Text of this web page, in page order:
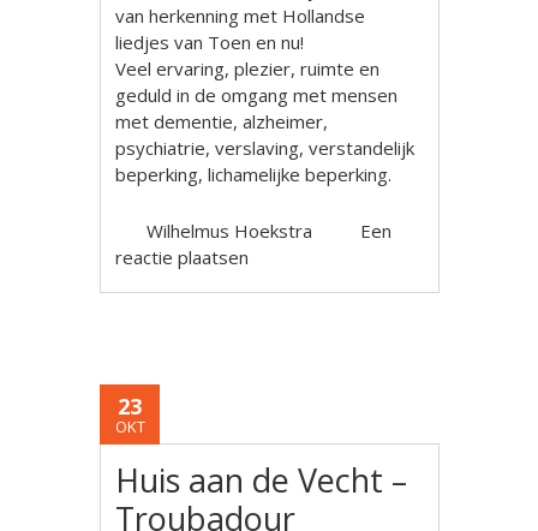
van herkenning met Hollandse
liedjes van Toen en nu!
Veel ervaring, plezier, ruimte en
geduld in de omgang met mensen
met dementie, alzheimer,
psychiatrie, verslaving, verstandelijk
beperking, lichamelijke beperking.
Wilhelmus Hoekstra
Een
reactie plaatsen
23
OKT
Huis aan de Vecht –
Troubadour